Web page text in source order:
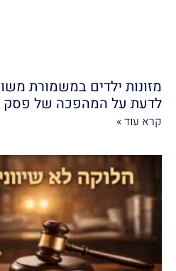
מזונות ילדים במשמורת
לדעת על המהפכה של פסק דין
קרא עוד »